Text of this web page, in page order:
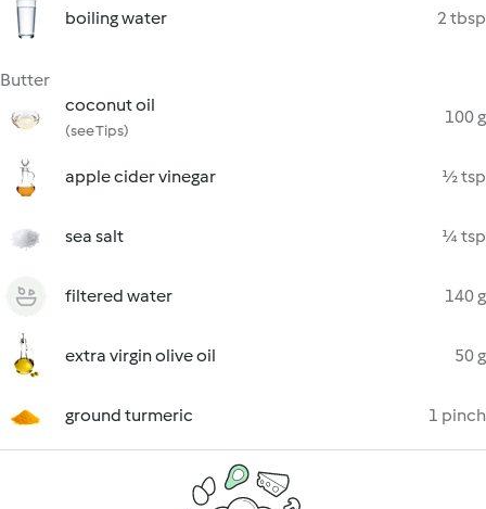
boiling water 2 tbsp
Butter
coconut oil
(see Tips)
100 g
apple cider vinegar ½ tsp
sea salt ¼ tsp
filtered water 140 g
extra virgin olive oil 50 g
ground turmeric 1 pinch